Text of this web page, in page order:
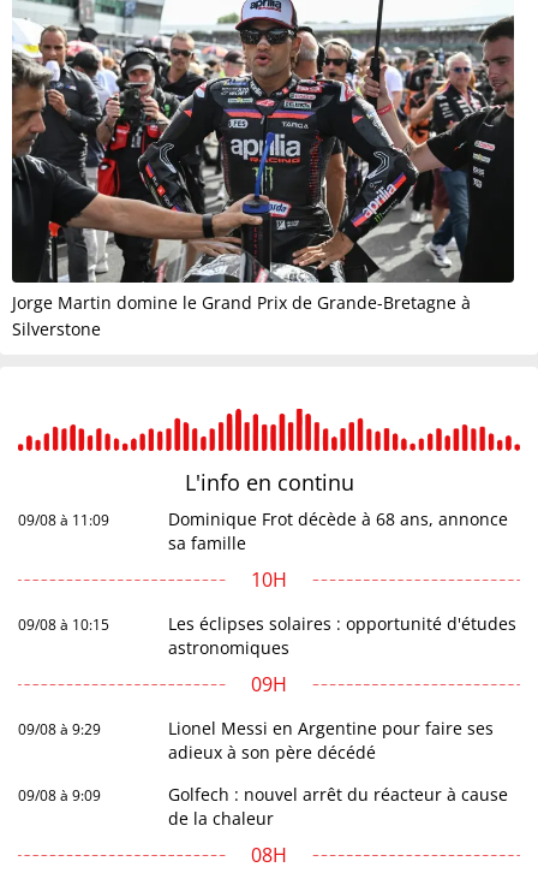
Jorge Martin domine le Grand Prix de Grande-Bretagne à
Silverstone
L'info en continu
09/08 à 11:09
Dominique Frot décède à 68 ans, annonce
sa famille
10H
09/08 à 10:15
Les éclipses solaires : opportunité d'études
astronomiques
09H
09/08 à 9:29
Lionel Messi en Argentine pour faire ses
adieux à son père décédé
09/08 à 9:09
Golfech : nouvel arrêt du réacteur à cause
de la chaleur
08H